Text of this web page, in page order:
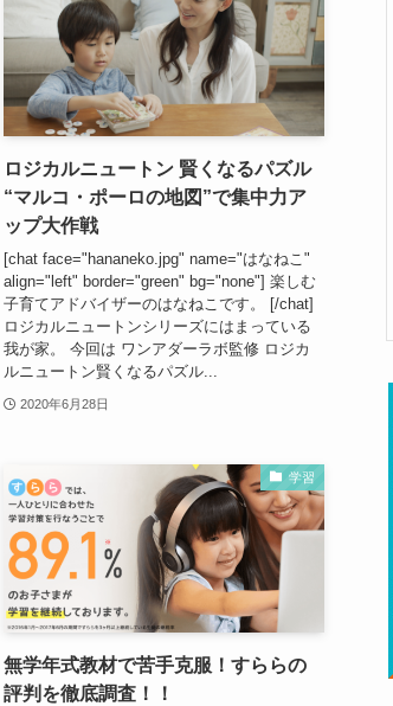
ロジカルニュートン 賢くなるパズル
“マルコ・ポーロの地図”で集中力ア
ップ大作戦
[chat face="hananeko.jpg" name="はなねこ"
align="left" border="green" bg="none"] 楽しむ
子育てアドバイザーのはなねこです。 [/chat]
ロジカルニュートンシリーズにはまっている
我が家。 今回は ワンアダーラボ監修 ロジカ
ルニュートン賢くなるパズル...
2020年6月28日
学習
無学年式教材で苦手克服！すららの
評判を徹底調査！！